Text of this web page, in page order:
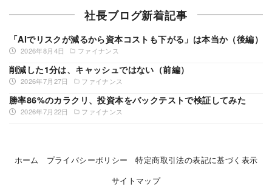
社長ブログ新着記事
2026年8月4日 ファイナンス
「AIでリスクが減るから資本コストも下がる」は本当か（後編）
2026年7月27日 ファイナンス
削減した1分は、キャッシュではない（前編）
2026年7月22日 ファイナンス
勝率86%のカラクリ、投資本をバックテストで検証してみた
ホーム プライバシーポリシー
特定商取引法の表記に基づく表示
サイトマップ